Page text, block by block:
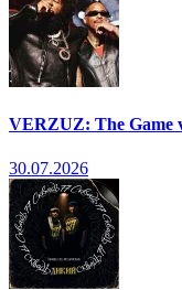
VERZUZ: The Game
30.07.2026